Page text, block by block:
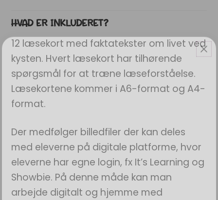
HVAD ER INKLUDERET?
12 læsekort med faktatekster om livet ved
kysten. Hvert læsekort har tilhørende
spørgsmål for at træne læseforståelse.
Læsekortene kommer i A6-format og A4-
format.
Der medfølger billedfiler der kan deles
med eleverne på digitale platforme, hvor
eleverne har egne login, fx It’s Learning og
Showbie. På denne måde kan man
arbejde digitalt og hjemme med